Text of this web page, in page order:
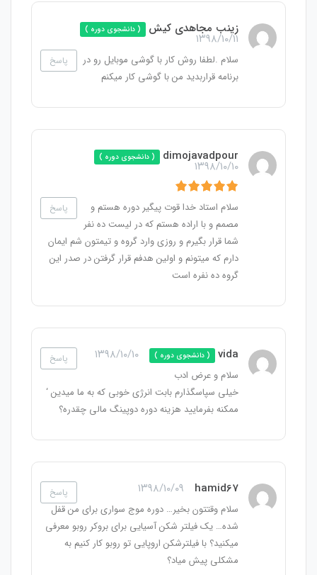
زینب مجاهدی کیش ( دانشجوی دوره )
۱۳۹۸/۱۰/۱۱
پاسخ
سلام .لطفا روش کار با گوشی موبایل رو در
برنامه قراربدید من با گوشی کار میکنم
dimojavadpour ( دانشجوی دوره )
۱۳۹۸/۱۰/۱۰
پاسخ
سلام استاد خدا قوت پیگیر دوره هستم و
مصمم و با اراده هستم که در لیست ده نفر
شما قرار بگیرم و روزی وارد گروه و تیمتون شم ایمان
دارم که میتونم و اولین هدفم قرار گرفتن در صدر این
گروه ده نفره است
vida ( دانشجوی دوره ) ۱۳۹۸/۱۰/۱۰ پاسخ
سلام و عرض ادب
خیلی سپاسگذارم بابت انرژی خوبی که به ما میدین ‘
ممکنه بفرمایید هزینه دوره دوپینگ مالی چقدره؟
hamid67 ۱۳۹۸/۱۰/۰۹ پاسخ
سلام وقتتون بخیر… دوره موج سواری برای من قفل
شده… یک فیلتر شکن آسیایی برای بروکر روبو معرفی
میکنید؟ با فیلترشکن اروپایی تو روبو کار کنیم به
مشکلی پیش میاد؟